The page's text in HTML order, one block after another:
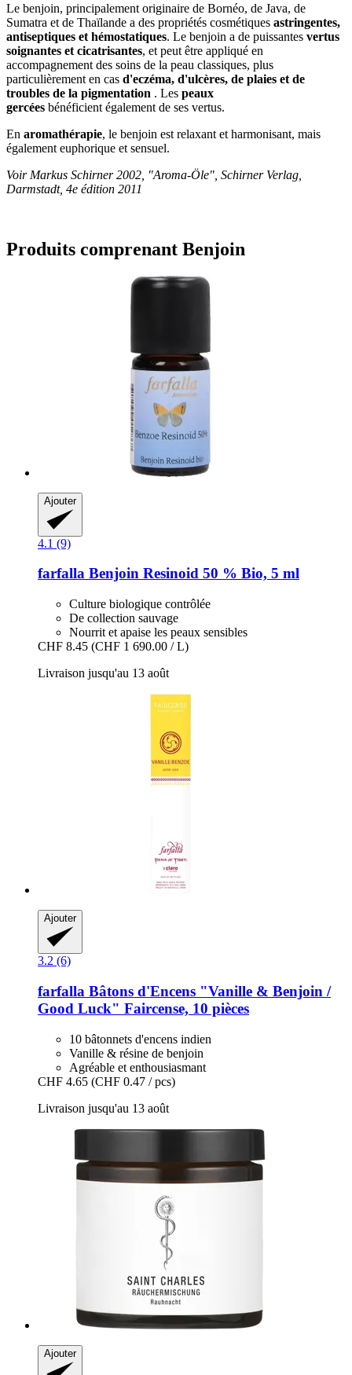
Le benjoin, principalement originaire de Bornéo, de Java, de
Sumatra et de Thaïlande a des propriétés cosmétiques astringentes,
antiseptiques et hémostatiques. Le benjoin a de puissantes vertus
soignantes et cicatrisantes, et peut être appliqué en
accompagnement des soins de la peau classiques, plus
particulièrement en cas d'eczéma, d'ulcères, de plaies et de
troubles de la pigmentation . Les peaux
gercées bénéficient également de ses vertus.
En aromathérapie, le benjoin est relaxant et harmonisant, mais
également euphorique et sensuel.
Voir Markus Schirner 2002, "Aroma-Öle", Schirner Verlag,
Darmstadt, 4e édition 2011
Produits comprenant Benjoin
Ajouter
4.1 (9)
farfalla Benjoin Resinoid 50 % Bio, 5 ml
Culture biologique contrôlée
De collection sauvage
Nourrit et apaise les peaux sensibles
CHF 8.45 (CHF 1 690.00 / L)
Livraison jusqu'au 13 août
Ajouter
3.2 (6)
farfalla Bâtons d'Encens "Vanille & Benjoin /
Good Luck" Faircense, 10 pièces
10 bâtonnets d'encens indien
Vanille & résine de benjoin
Agréable et enthousiasmant
CHF 4.65 (CHF 0.47 / pcs)
Livraison jusqu'au 13 août
Ajouter